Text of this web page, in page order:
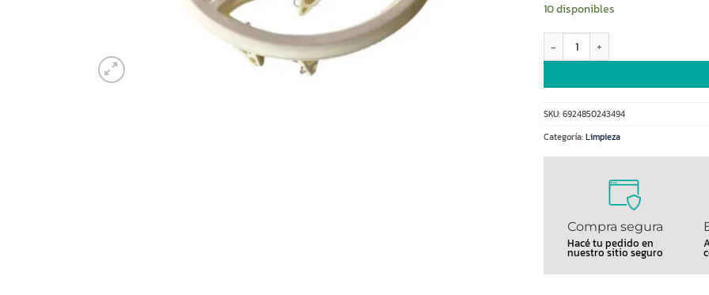
10 disponibles
Tendedero plastico redondo 37c
SKU:6924850243494
Categoría:Limpieza
Compra segura
Hacé tu pedido en
nuestro sitio seguro